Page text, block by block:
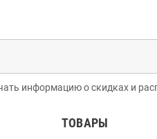
информацию о скидках и
ТОВАРЫ